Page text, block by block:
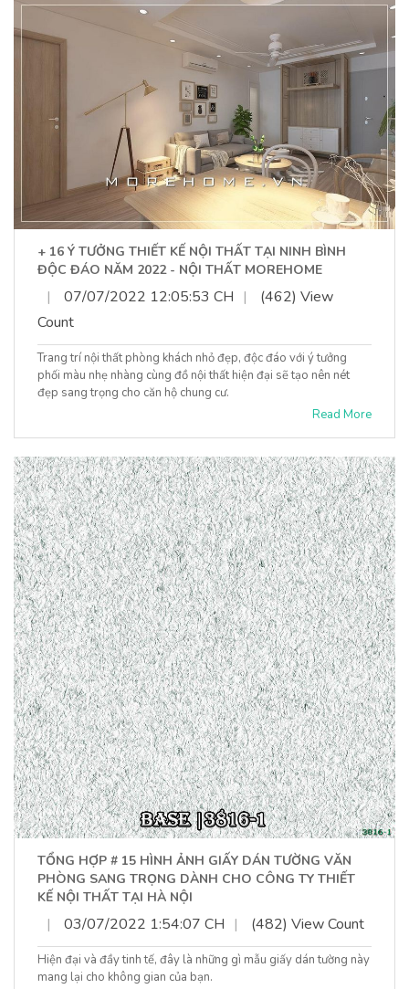
+ 16 Ý TƯỞNG THIẾT KẾ NỘI THẤT TẠI NINH BÌNH
ĐỘC ĐÁO NĂM 2022 - NỘI THẤT MOREHOME
| 07/07/2022 12:05:53 CH |
(462) View
Count
Trang trí nội thất phòng khách nhỏ đẹp, độc đáo với ý tưởng
phối màu nhẹ nhàng cùng đồ nội thất hiện đại sẽ tạo nên nét
đẹp sang trọng cho căn hộ chung cư.
Read More
TỔNG HỢP # 15 HÌNH ẢNH GIẤY DÁN TƯỜNG VĂN
PHÒNG SANG TRỌNG DÀNH CHO CÔNG TY THIẾT
KẾ NỘI THẤT TẠI HÀ NỘI
| 03/07/2022 1:54:07 CH | (482) View Count
Hiện đại và đầy tinh tế, đây là những gì mẫu giấy dán tường này
mang lại cho không gian của bạn.